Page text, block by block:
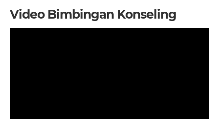
Video Bimbingan Konseling